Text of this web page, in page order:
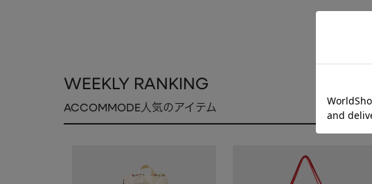
WEEKLY RANKING
ACCOMMODE人気のアイテム